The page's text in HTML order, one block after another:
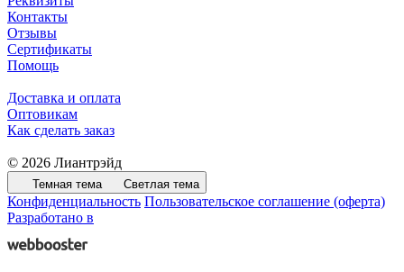
Контакты
Отзывы
Сертификаты
Помощь
Доставка и оплата
Оптовикам
Как сделать заказ
© 2026 Лиантрэйд
Темная тема Светлая тема
Конфиденциальность Пользовательское соглашение (оферта)
Разработано в